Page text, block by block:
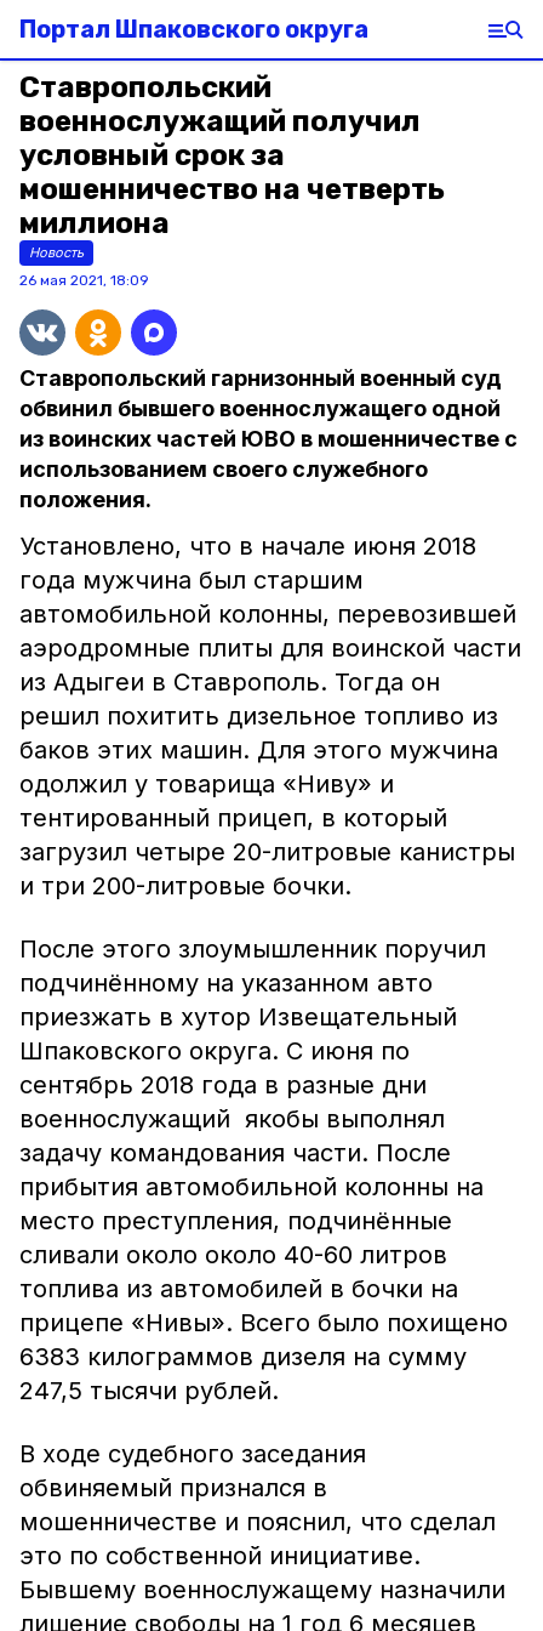
Портал Шпаковского округа
Ставропольский
военнослужащий получил
условный срок за
мошенничество на четверть
миллиона
Новость
26 мая 2021, 18:09
Ставропольский гарнизонный военный суд
обвинил бывшего военнослужащего одной
из воинских частей ЮВО в мошенничестве с
использованием своего служебного
положения.
Установлено, что в начале июня 2018
года мужчина был старшим
автомобильной колонны, перевозившей
аэродромные плиты для воинской части
из Адыгеи в Ставрополь. Тогда он
решил похитить дизельное топливо из
баков этих машин. Для этого мужчина
одолжил у товарища «Ниву» и
тентированный прицеп, в который
загрузил четыре 20-литровые канистры
и три 200-литровые бочки.
После этого злоумышленник поручил
подчинённому на указанном авто
приезжать в хутор Извещательный
Шпаковского округа. С июня по
сентябрь 2018 года в разные дни
военнослужащий якобы выполнял
задачу командования части. После
прибытия автомобильной колонны на
место преступления, подчинённые
сливали около около 40-60 литров
топлива из автомобилей в бочки на
прицепе «Нивы». Всего было похищено
6383 килограммов дизеля на сумму
247,5 тысячи рублей.
В ходе судебного заседания
обвиняемый признался в
мошенничестве и пояснил, что сделал
это по собственной инициативе.
Бывшему военнослужащему назначили
лишение свободы на 1 год 6 месяцев